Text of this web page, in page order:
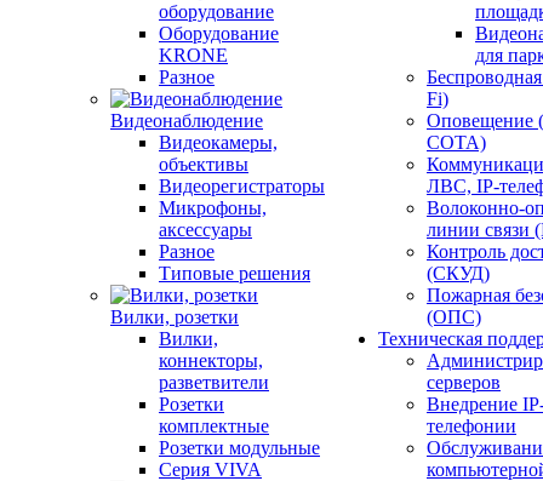
оборудование
Оборудование
KRONE
Разное
Видеонаблюдение
Видеокамеры,
объективы
Видеорегистраторы
Микрофоны,
аксессуары
Разное
Типовые решения
Вилки, розетки
Вилки,
коннекторы,
разветвители
Розетки
комплектные
Розетки модульные
Серия VIVA
для
Fi)
СОТА)
ЛВС, IP-
Волоконно-
линии
Контроль
(СКУД)
Пожарная
(ОПС)
Техническая
серверов
Внедрение
телефонии